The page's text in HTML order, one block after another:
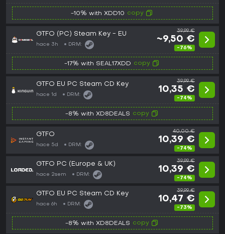
-10% with XDD10 copy
GTFO (PC) Steam Key - EU
hace 3h DRM:
39,99 €
~9,50 €
-76%
-17% with SEAL17XDD copy
GTFO EU PC Steam CD Key
hace 1d DRM:
39,99 €
10,35 €
-74%
-8% with XD8DEALS copy
GTFO
hace 5d DRM:
40,00 €
10,39 €
-74%
GTFO PC (Europe & UK)
hace 2sem DRM:
39,99 €
10,39 €
-74%
GTFO EU PC Steam CD Key
hace 6h DRM:
39,99 €
10,47 €
-73%
-8% with XD8DEALS copy